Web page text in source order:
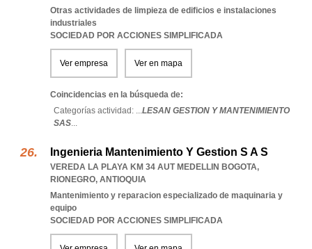
Otras actividades de limpieza de edificios e instalaciones
industriales
SOCIEDAD POR ACCIONES SIMPLIFICADA
Ver empresa Ver en mapa
Coincidencias en la búsqueda de:
Categorías actividad: ...LESAN GESTION Y MANTENIMIENTO
SAS...
Ingenieria Mantenimiento Y Gestion S A S
VEREDA LA PLAYA KM 34 AUT MEDELLIN BOGOTA,
RIONEGRO, ANTIOQUIA
Mantenimiento y reparacion especializado de maquinaria y
equipo
SOCIEDAD POR ACCIONES SIMPLIFICADA